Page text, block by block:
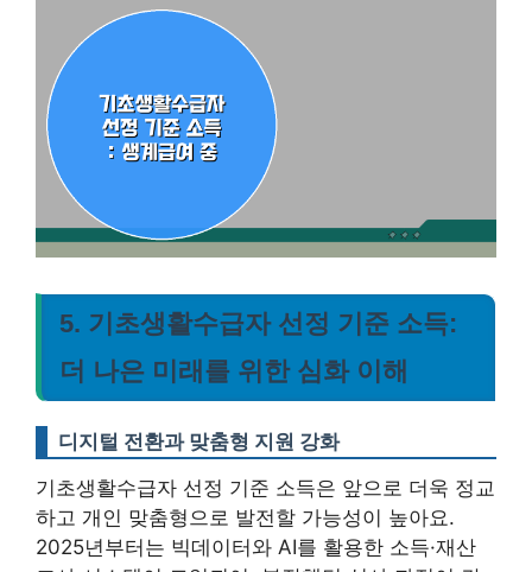
5. 기초생활수급자 선정 기준 소득:
더 나은 미래를 위한 심화 이해
디지털 전환과 맞춤형 지원 강화
기초생활수급자 선정 기준 소득은 앞으로 더욱 정교
하고 개인 맞춤형으로 발전할 가능성이 높아요.
2025년부터는 빅데이터와 AI를 활용한 소득·재산